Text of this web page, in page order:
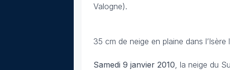
Valogne).
35 cm de neige en plaine dans l’Isère
Samedi 9 janvier 2010 , la neige du